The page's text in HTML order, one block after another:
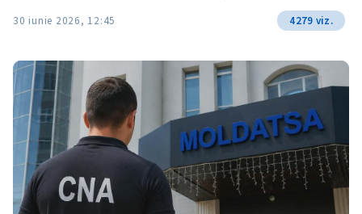
30 iunie 2026, 12:45 4279 viz.